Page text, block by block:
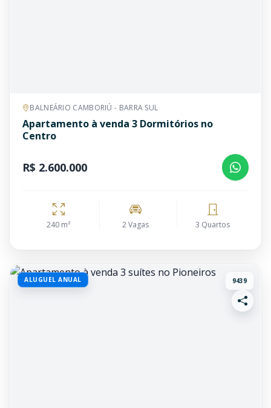
BALNEÁRIO CAMBORIÚ - BARRA SUL
Apartamento à venda 3 Dormitórios no
Centro
R$ 2.600.000
240 m² 2 Vagas 3 Quartos
ALUGUEL ANUAL 9439